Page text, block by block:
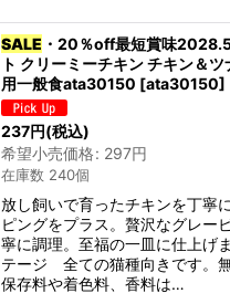
SALE ・20％off最短賞味
ト クリーミーチキン チキン＆
用一般食ata30150 [ata30150]
237円(税込)
希望小売価格: 297円
在庫数 240個
放し飼いで育ったチキンを丁寧
ピングをプラス。贅沢なグレー
寧に調理。至福の一皿に仕上げ
テージ 全ての猫種向きです。
保存料や着色料、香料は…